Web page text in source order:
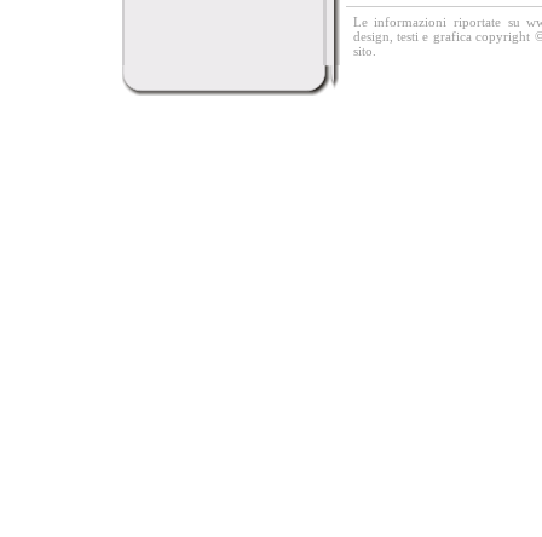
Le informazioni riportate su
design, testi e grafica copyright
sito.